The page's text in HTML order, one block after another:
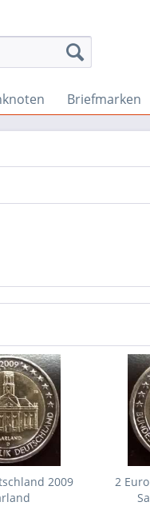
Briefmarken
2009
2